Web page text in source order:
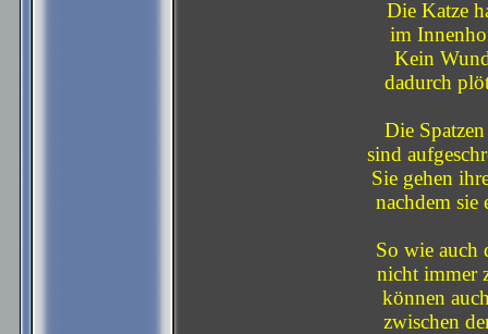
Die Katze
im
Kein
dadurch
Die
sind
Sie gehen
nachdem sie
So wie auch
nicht immer
können
zwischen